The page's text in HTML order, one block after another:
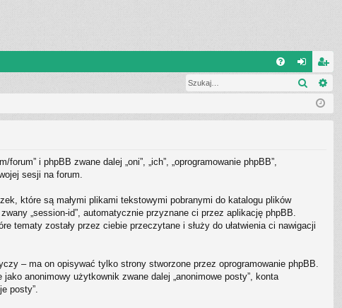
al ar
ej
Szukaj
i phpBB zwane dalej „oni”, „ich”, „oprogramowanie phpBB”,
sesji na forum.
które są małymi plikami tekstowymi pobranymi do katalogu plików
„session-id”, automatycznie przyznane ci przez aplikację phpBB.
tematy zostały przez ciebie przeczytane i służy do ułatwienia ci nawigacji
– ma on opisywać tylko strony stworzone przez oprogramowanie phpBB.
anonimowy użytkownik zwane dalej „anonimowe posty”, konta
posty”.